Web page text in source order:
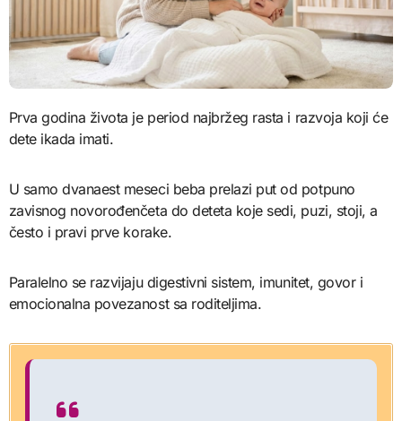
Prva godina života je period najbržeg rasta i razvoja koji će
dete ikada imati.
U samo dvanaest meseci beba prelazi put od potpuno
zavisnog novorođenčeta do deteta koje sedi, puzi, stoji, a
često i pravi prve korake.
Paralelno se razvijaju digestivni sistem, imunitet, govor i
emocionalna povezanost sa roditeljima.